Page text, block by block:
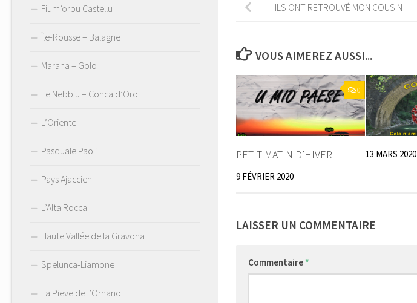
ILS ONT RETROUVÉ MON COUSIN
VOUS AIMEREZ AUSSI...
0
PETIT MATIN D’HIVER
9 FÉVRIER 2020
13 MARS 2020
LAISSER UN COMMENTAIRE
Commentaire *
Fium’orbu Castellu
Île-Rousse – Balagne
Marana – Golo
Le Nebbiu – Conca d’Oro
L’Oriente
Pasquale Paoli
Pays Ajaccien
L’Alta Rocca
Haute Vallée de la Gravona
Spelunca-Liamone
La Pieve de l’Ornano